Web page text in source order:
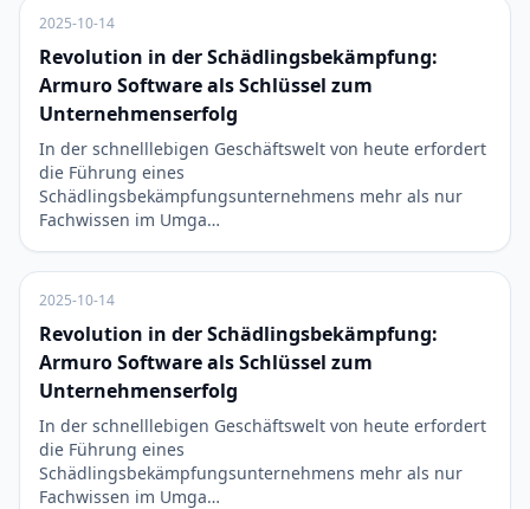
2025-10-14
Revolution in der Schädlingsbekämpfung:
Armuro Software als Schlüssel zum
Unternehmenserfolg
In der schnelllebigen Geschäftswelt von heute erfordert
die Führung eines
Schädlingsbekämpfungsunternehmens mehr als nur
Fachwissen im Umga…
2025-10-14
Revolution in der Schädlingsbekämpfung:
Armuro Software als Schlüssel zum
Unternehmenserfolg
In der schnelllebigen Geschäftswelt von heute erfordert
die Führung eines
Schädlingsbekämpfungsunternehmens mehr als nur
Fachwissen im Umga…